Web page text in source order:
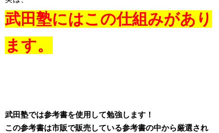
武田塾にはこの仕組みがあり
ます。
武田塾では参考書を使用して勉強します！
この参考書は市販で販売している参考書の中から厳選され